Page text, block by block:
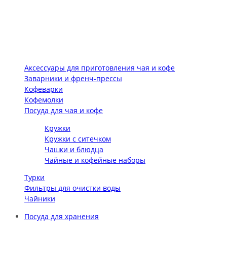
Аксессуары для приготовления чая и кофе
Заварники и френч-прессы
Кофеварки
Кофемолки
Посуда для чая и кофе
Кружки
Кружки с ситечком
Чашки и блюдца
Чайные и кофейные наборы
Турки
Фильтры для очистки воды
Чайники
Посуда для хранения